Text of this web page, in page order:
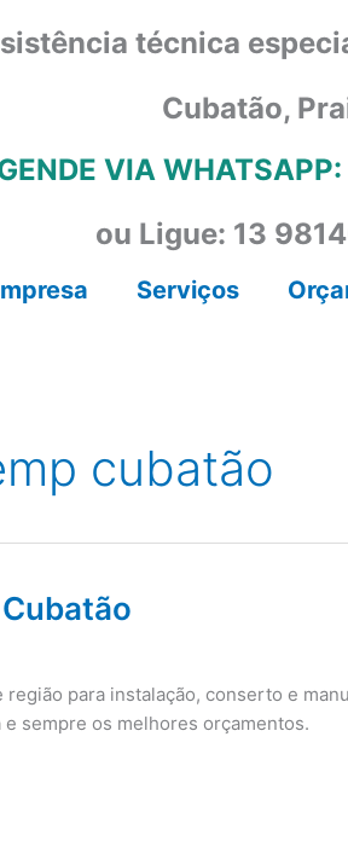
técnica
Cubatão,
VIA
ou Ligue: 13
Serviços
cubatão
para instalação, conserto e
sempre os melhores orçamentos.